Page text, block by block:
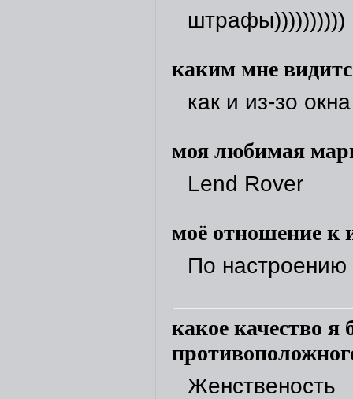
штрафы))))))))))
каким мне
как и из-зо
моя любимая
Lend Rover
моё отношение к
По настроению
какое качество
Женственость